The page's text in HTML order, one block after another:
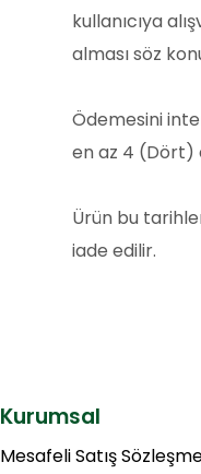
kullanıcıya
alması söz
Ödemesini
en az 4 (Dört)
Ürün bu
iade edilir.
Kurumsal
Mesafeli Satış